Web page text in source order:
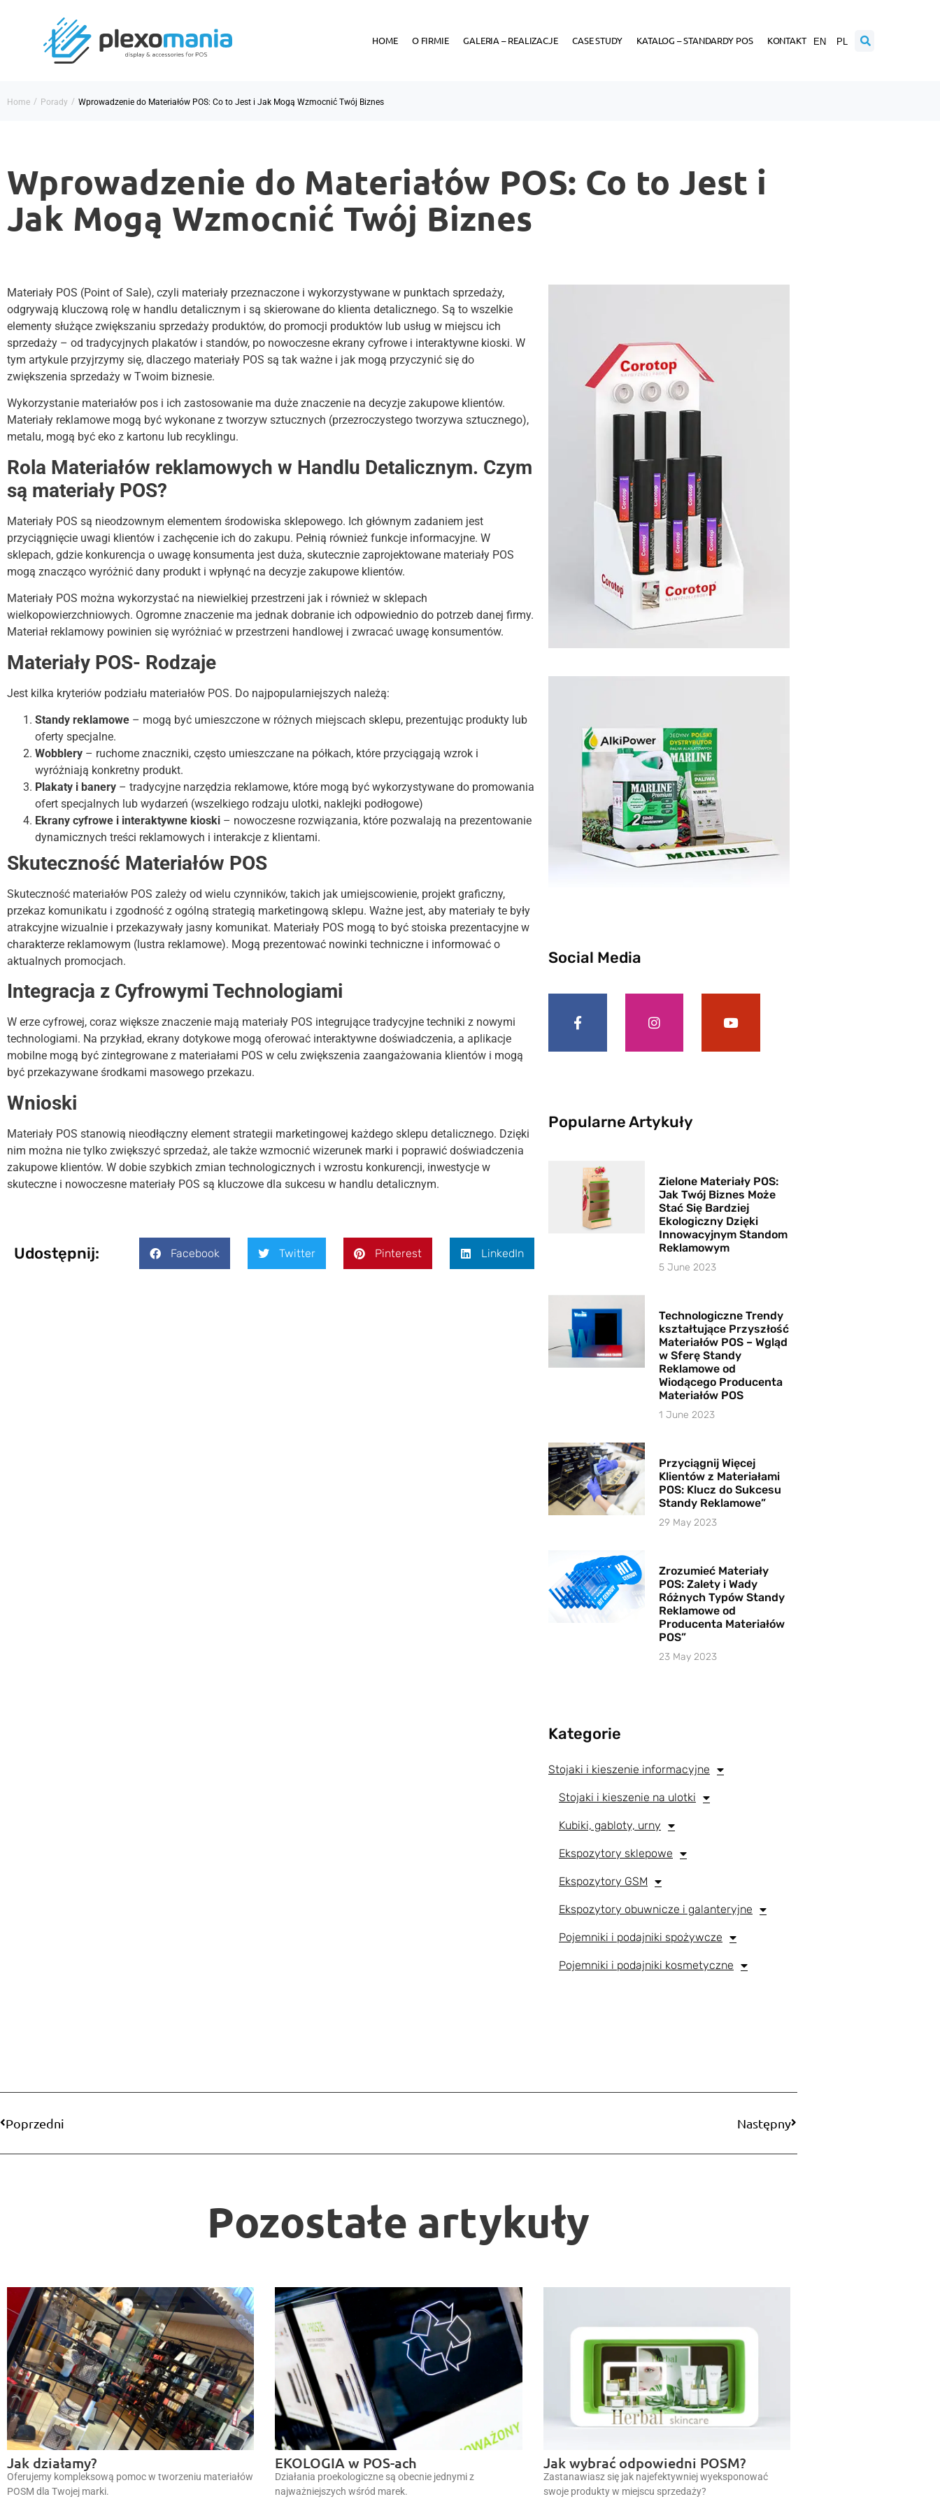
HOME O FIRMIE GALERIA – REALIZACJE CASE STUDY KATALOG – STANDARDY POS KONTAKT EN PL
Home / Porady / Wprowadzenie do Materiałów POS: Co to Jest i Jak Mogą Wzmocnić Twój Biznes
Wprowadzenie do Materiałów POS: Co to Jest i
Jak Mogą Wzmocnić Twój Biznes
Materiały POS (Point of Sale), czyli materiały przeznaczone i wykorzystywane w punktach sprzedaży,
odgrywają kluczową rolę w handlu detalicznym i są skierowane do klienta detalicznego. Są to wszelkie
elementy służące zwiększaniu sprzedaży produktów, do promocji produktów lub usług w miejscu ich
sprzedaży – od tradycyjnych plakatów i standów, po nowoczesne ekrany cyfrowe i interaktywne kioski. W
tym artykule przyjrzymy się, dlaczego materiały POS są tak ważne i jak mogą przyczynić się do
zwiększenia sprzedaży w Twoim biznesie.
Wykorzystanie materiałów pos i ich zastosowanie ma duże znaczenie na decyzje zakupowe klientów.
Materiały reklamowe mogą być wykonane z tworzyw sztucznych (przezroczystego tworzywa sztucznego),
metalu, mogą być eko z kartonu lub recyklingu.
Rola Materiałów reklamowych w Handlu Detalicznym. Czym
są materiały POS?
Materiały POS są nieodzownym elementem środowiska sklepowego. Ich głównym zadaniem jest
przyciągnięcie uwagi klientów i zachęcenie ich do zakupu. Pełnią również funkcje informacyjne. W
sklepach, gdzie konkurencja o uwagę konsumenta jest duża, skutecznie zaprojektowane materiały POS
mogą znacząco wyróżnić dany produkt i wpłynąć na decyzje zakupowe klientów.
Materiały POS można wykorzystać na niewielkiej przestrzeni jak i również w sklepach
wielkopowierzchniowych. Ogromne znaczenie ma jednak dobranie ich odpowiednio do potrzeb danej firmy.
Materiał reklamowy powinien się wyróżniać w przestrzeni handlowej i zwracać uwagę konsumentów.
Materiały POS- Rodzaje
Jest kilka kryteriów podziału materiałów POS. Do najpopularniejszych należą:
Standy reklamowe – mogą być umieszczone w różnych miejscach sklepu, prezentując produkty lub
oferty specjalne.
Wobblery – ruchome znaczniki, często umieszczane na półkach, które przyciągają wzrok i
wyróżniają konkretny produkt.
Plakaty i banery – tradycyjne narzędzia reklamowe, które mogą być wykorzystywane do promowania
ofert specjalnych lub wydarzeń (wszelkiego rodzaju ulotki, naklejki podłogowe)
Ekrany cyfrowe i interaktywne kioski – nowoczesne rozwiązania, które pozwalają na prezentowanie
dynamicznych treści reklamowych i interakcje z klientami.
Skuteczność Materiałów POS
Skuteczność materiałów POS zależy od wielu czynników, takich jak umiejscowienie, projekt graficzny,
przekaz komunikatu i zgodność z ogólną strategią marketingową sklepu. Ważne jest, aby materiały te były
atrakcyjne wizualnie i przekazywały jasny komunikat. Materiały POS mogą to być stoiska prezentacyjne w
charakterze reklamowym (lustra reklamowe). Mogą prezentować nowinki techniczne i informować o
aktualnych promocjach.
Integracja z Cyfrowymi Technologiami
W erze cyfrowej, coraz większe znaczenie mają materiały POS integrujące tradycyjne techniki z nowymi
technologiami. Na przykład, ekrany dotykowe mogą oferować interaktywne doświadczenia, a aplikacje
mobilne mogą być zintegrowane z materiałami POS w celu zwiększenia zaangażowania klientów i mogą
być przekazywane środkami masowego przekazu.
Wnioski
Materiały POS stanowią nieodłączny element strategii marketingowej każdego sklepu detalicznego. Dzięki
nim można nie tylko zwiększyć sprzedaż, ale także wzmocnić wizerunek marki i poprawić doświadczenia
zakupowe klientów. W dobie szybkich zmian technologicznych i wzrostu konkurencji, inwestycje w
skuteczne i nowoczesne materiały POS są kluczowe dla sukcesu w handlu detalicznym.
Udostępnij: Facebook Twitter Pinterest LinkedIn
Social Media
Popularne Artykuły
Zielone Materiały POS:
Jak Twój Biznes Może
Stać Się Bardziej
Ekologiczny Dzięki
Innowacyjnym Standom
Reklamowym
5 June 2023
Technologiczne Trendy
kształtujące Przyszłość
Materiałów POS – Wgląd
w Sferę Standy
Reklamowe od
Wiodącego Producenta
Materiałów POS
1 June 2023
Przyciągnij Więcej
Klientów z Materiałami
POS: Klucz do Sukcesu
Standy Reklamowe”
29 May 2023
Zrozumieć Materiały
POS: Zalety i Wady
Różnych Typów Standy
Reklamowe od
Producenta Materiałów
POS”
23 May 2023
Kategorie
Stojaki i kieszenie informacyjne
Stojaki i kieszenie na ulotki
Kubiki, gabloty, urny
Ekspozytory sklepowe
Ekspozytory GSM
Ekspozytory obuwnicze i galanteryjne
Pojemniki i podajniki spożywcze
Pojemniki i podajniki kosmetyczne
Poprzedni Następny
Pozostałe artykuły
Jak działamy?
Oferujemy kompleksową pomoc w tworzeniu materiałów
POSM dla Twojej marki.
EKOLOGIA w POS-ach
Działania proekologiczne są obecnie jednymi z
najważniejszych wśród marek.
Jak wybrać odpowiedni POSM?
Zastanawiasz się jak najefektywniej wyeksponować
swoje produkty w miejscu sprzedaży?